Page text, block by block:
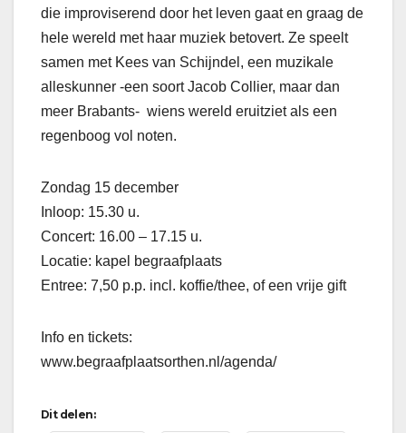
die improviserend door het leven gaat en graag de
hele wereld met haar muziek betovert. Ze speelt
samen met Kees van Schijndel, een muzikale
alleskunner -een soort Jacob Collier, maar dan
meer Brabants- wiens wereld eruitziet als een
regenboog vol noten.
Zondag 15 december
Inloop: 15.30 u.
Concert: 16.00 – 17.15 u.
Locatie: kapel begraafplaats
Entree: 7,50 p.p. incl. koffie/thee, of een vrije gift
Info en tickets:
www.begraafplaatsorthen.nl/agenda/
Dit delen: